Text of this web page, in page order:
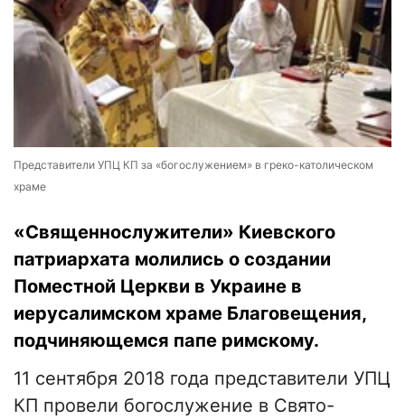
Представители УПЦ КП за «богослужением» в греко-католическом
храме
«Священнослужители» Киевского
патриархата молились о создании
Поместной Церкви в Украине в
иерусалимском храме Благовещения,
подчиняющемся папе римскому.
11 сентября 2018 года представители УПЦ
КП провели богослужение в Свято-